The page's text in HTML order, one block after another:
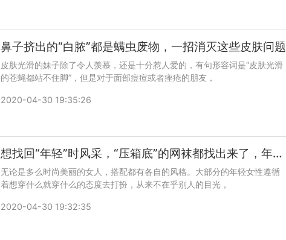
鼻子挤出的“白脓”都是螨虫废物，一招消灭这些皮肤问题
皮肤光滑的妹子除了令人羡慕，还是十分惹人爱的，有句形容词是“皮肤光滑
的苍蝇都站不住脚”，但是对于面部痘痘或者痤疮的朋友，
2020-04-30 19:35:26
想找回“年轻”时风采，“压箱底”的网袜都找出来了，年轻了十岁
无论是多么时尚美丽的女人，搭配都有各自的风格。大部分的年轻女性遵循
着想穿什么就穿什么的态度去打扮，从来不在乎别人的目光，
2020-04-30 19:32:35